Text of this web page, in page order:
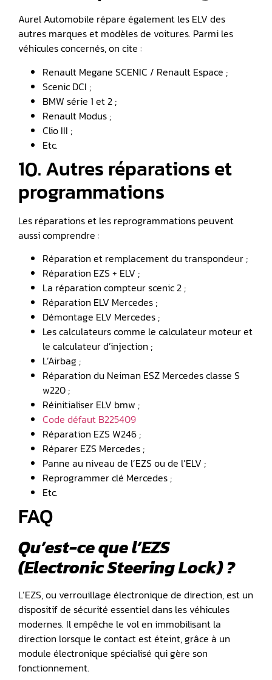
Aurel Automobile répare également les ELV des
autres marques et modèles de voitures. Parmi les
véhicules concernés, on cite :
Renault Megane SCENIC / Renault Espace ;
Scenic DCI ;
BMW série 1 et 2 ;
Renault Modus ;
Clio III ;
Etc.
10. Autres réparations et
programmations
Les réparations et les reprogrammations peuvent
aussi comprendre :
Réparation et remplacement du transpondeur ;
Réparation EZS + ELV ;
La réparation compteur scenic 2 ;
Réparation ELV Mercedes ;
Démontage ELV Mercedes ;
Les calculateurs comme le calculateur moteur et
le calculateur d’injection ;
L’Airbag ;
Réparation du Neiman ESZ Mercedes classe S
w220 ;
Réinitialiser ELV bmw ;
Code défaut B225409
Réparation EZS W246 ;
Réparer EZS Mercedes ;
Panne au niveau de l’EZS ou de l’ELV ;
Reprogrammer clé Mercedes ;
Etc.
FAQ
Qu’est-ce que l’EZS
(Electronic Steering Lock) ?
L’EZS, ou verrouillage électronique de direction, est un
dispositif de sécurité essentiel dans les véhicules
modernes. Il empêche le vol en immobilisant la
direction lorsque le contact est éteint, grâce à un
module électronique spécialisé qui gère son
fonctionnement.